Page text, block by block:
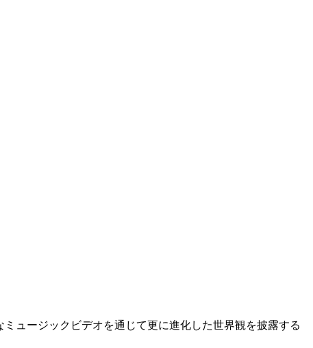
ュージックビデオを通じて更に進化した世界観を披露する